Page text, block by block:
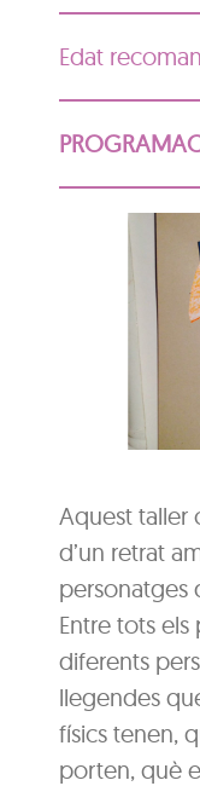
Edat
Aquest taller
d’un retrat
personatges
Entre tots
diferents
llegendes
físics tenen,
porten, què